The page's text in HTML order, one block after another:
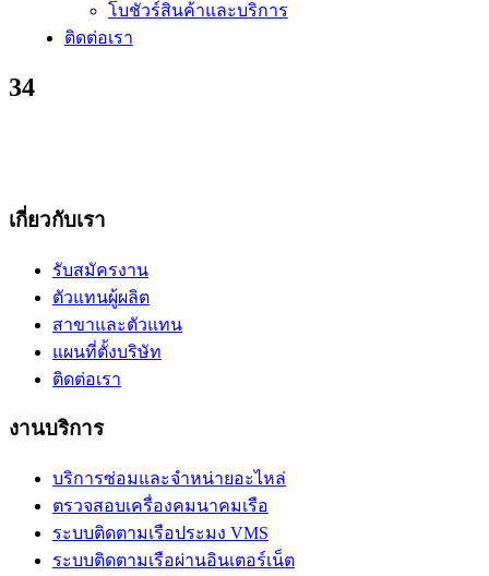
โบชัวร์สินค้าและบริการ
ติดต่อเรา
34
เกี่ยวกับเรา
รับสมัครงาน
ตัวแทนผู้ผลิต
สาขาและตัวแทน
แผนที่ตั้งบริษัท
ติดต่อเรา
งานบริการ
บริการซ่อมและจำหน่ายอะไหล่
ตรวจสอบเครื่องคมนาคมเรือ
ระบบติดตามเรือประมง VMS
ระบบติดตามเรือผ่านอินเตอร์เน็ต